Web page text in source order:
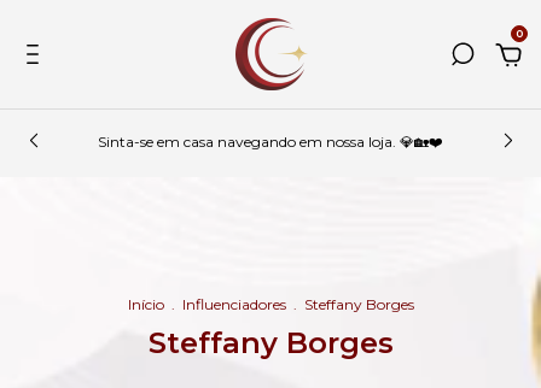
0
Sinta-se em casa navegando em nossa loja. 💎🏡❤️
Início . Influenciadores . Steffany Borges
Steffany Borges